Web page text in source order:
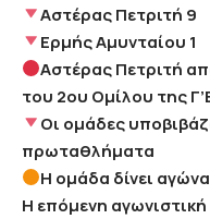
Αστέρας Πετριτή 9
Ερμής Αμυνταίου 1
Αστέρας Πετριτή
του 2ου Ομίλου της
Οι ομάδες
πρωταθλήματα
Η ομάδα δίνει
Η επόμενη αγωνιστική